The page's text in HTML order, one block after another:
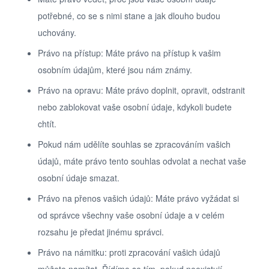
potřebné, co se s nimi stane a jak dlouho budou
uchovány.
Právo na přístup: Máte právo na přístup k vašim
osobním údajům, které jsou nám známy.
Právo na opravu: Máte právo doplnit, opravit, odstranit
nebo zablokovat vaše osobní údaje, kdykoli budete
chtít.
Pokud nám udělíte souhlas se zpracováním vašich
údajů, máte právo tento souhlas odvolat a nechat vaše
osobní údaje smazat.
Právo na přenos vašich údajů: Máte právo vyžádat si
od správce všechny vaše osobní údaje a v celém
rozsahu je předat jinému správci.
Právo na námitku: proti zpracování vašich údajů